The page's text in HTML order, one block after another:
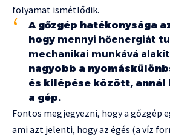
folyamat ismétlődik.
A gőzgép hatékonysága
hogy mennyi hőenergiát
mechanikai munkává
nagyobb a
és kilépése között, annál
a gép.
Fontos megjegyezni, hogy a gőzgép
ami azt jelenti, hogy az égés (a víz